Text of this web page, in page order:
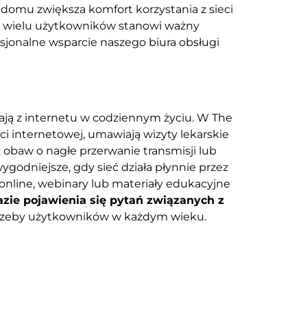
zwiększa komfort korzystania z sieci
wielu użytkowników stanowi ważny
wsparcie naszego biura obsługi
z internetu w codziennym życiu. W The
internetowej, umawiają wizyty lekarskie
o nagłe przerwanie transmisji lub
gdy sieć działa płynnie przez
webinary lub materiały edukacyjne
pojawienia się pytań związanych z
użytkowników w każdym wieku.